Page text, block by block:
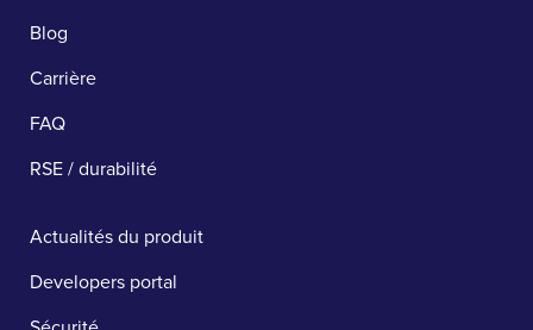
Blog
Carrière
FAQ
RSE / durabilité
Actualités du produit
Developers portal